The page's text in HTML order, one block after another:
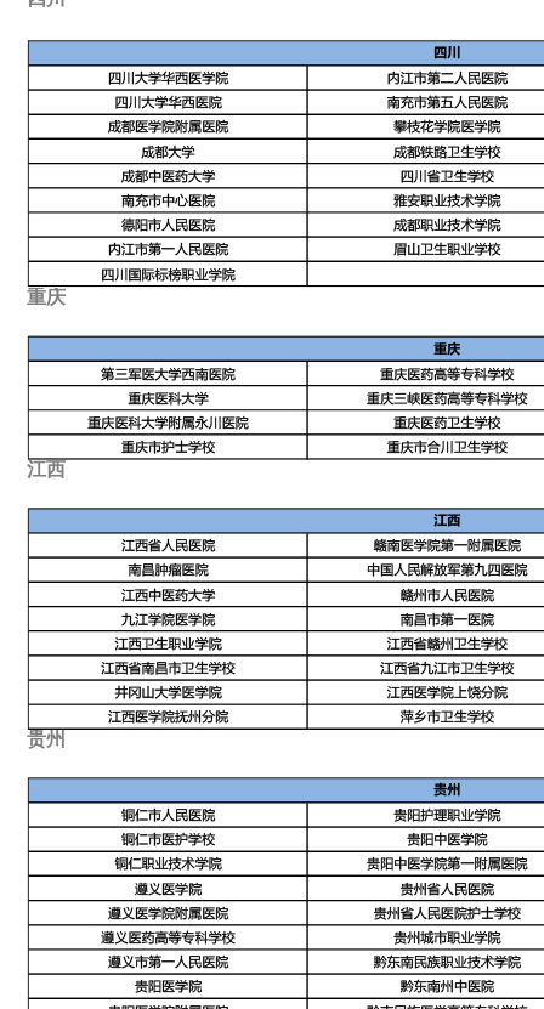
重庆
江西
贵州